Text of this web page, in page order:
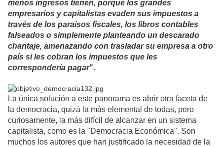
menos ingresos tienen, porque los grandes
empresarios y capitalistas evaden sus impuestos a
través de los paraísos fiscales, los libros contables
falseados o simplemente planteando un descarado
chantaje, amenazando con trasladar su empresa a otro
país si les cobran los impuestos que les
correspondería pagar".
La única solución a este panorama es abrir otra faceta de
la democracia, quizá la más elemental de todas, pero
curiosamente, la más difícil de alcanzar en un sistema
capitalista, como es la "Democracia Económica". Son
muchos los autores que han justificado la necesidad de la